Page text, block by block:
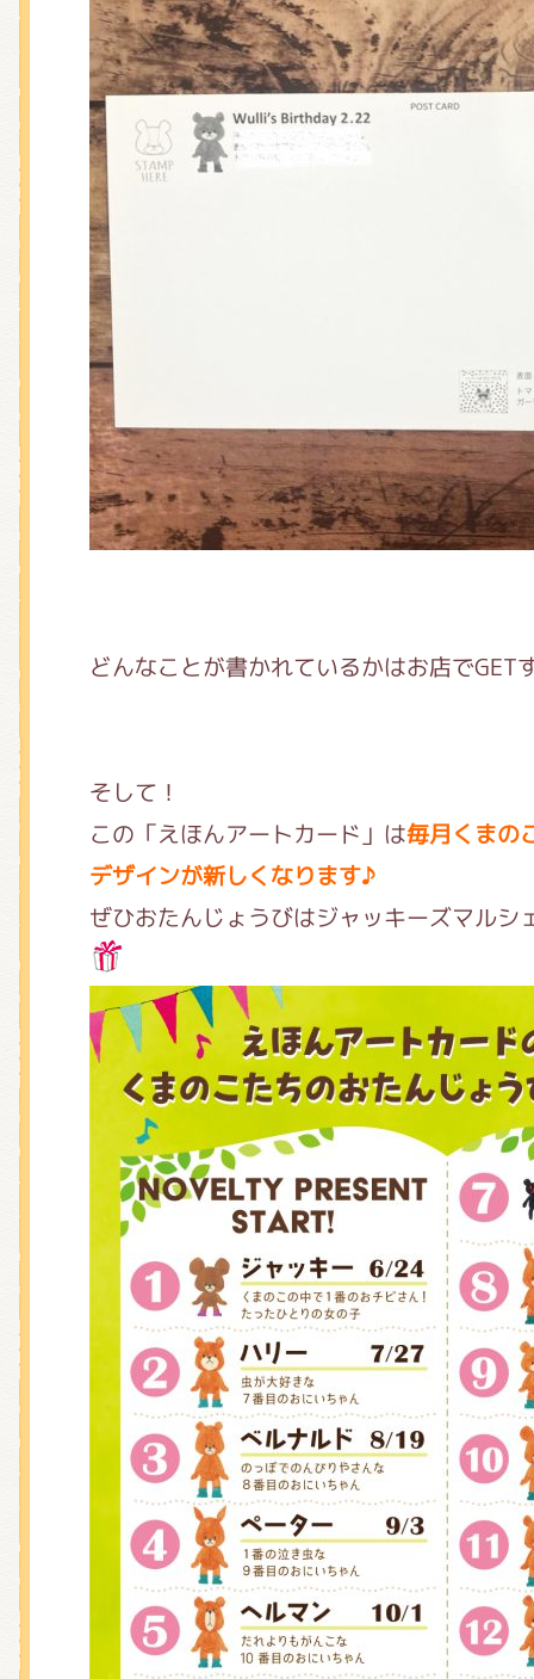
どんなことが書かれているかはお店でGET
そして！
この「えほんアートカード」は毎月くまの
デザインが新しくなります♪
ぜひおたんじょうびはジャッキーズマルシ